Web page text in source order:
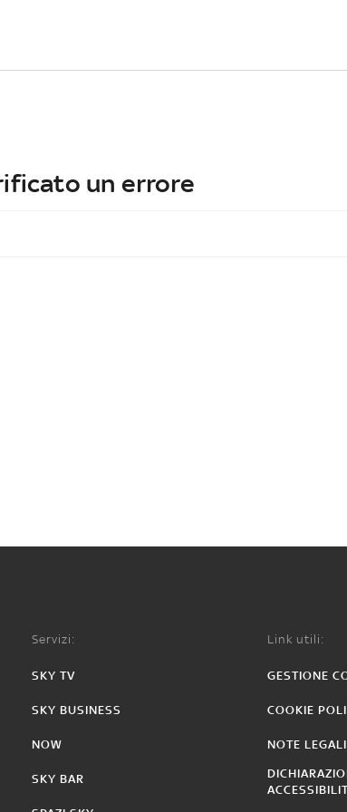
un errore
Servizi:
SKY TV
SKY BUSINESS
NOW
SKY BAR
Link utili:
GESTIONE
COOKIE
NOTE LEGALI